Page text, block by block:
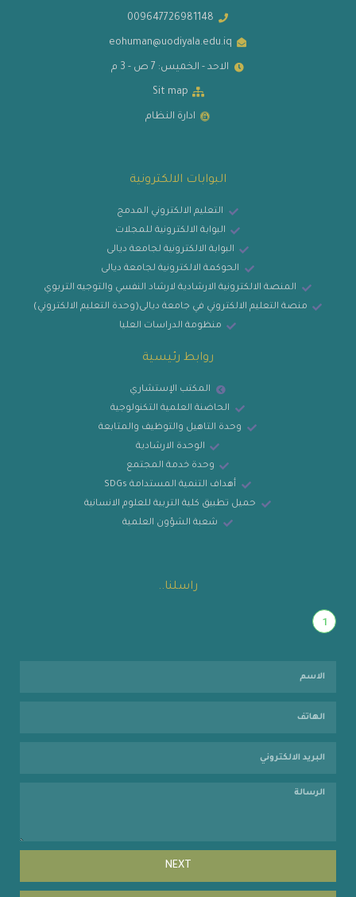
009647726981148
eohuman@uodiyala.edu.iq
الاحد - الخميس: 7 ص - 3 م
Sit map
ادارة النظام
البوابات الالكترونية
التعليم الالكتروني المدمج
البوابة الالكترونية للمجلات
البوابة الالكترونية لجامعة ديالى
الحوكمة الالكترونية لجامعة ديالى
المنصة الالكترونية الارشادية لارشاد النفسي والتوجيه التربوي
منصة التعليم الالكتروني في جامعة ديالى(وحدة التعليم الالكتروني)
منظومة الدراسات العليا
روابط رئيسية
المكتب الإستشاري
الحاضنة العلمية التكنولوجية
وحدة التاهيل والتوظيف والمتابعة
الوحدة الارشادية
وحدة خدمة المجتمع
أهداف التنمية المستدامة SDGs
حميل تطبيق كلية التربية للعلوم الانسانية
شعبة الشؤون العلمية
راسلنا..
1
NEXT